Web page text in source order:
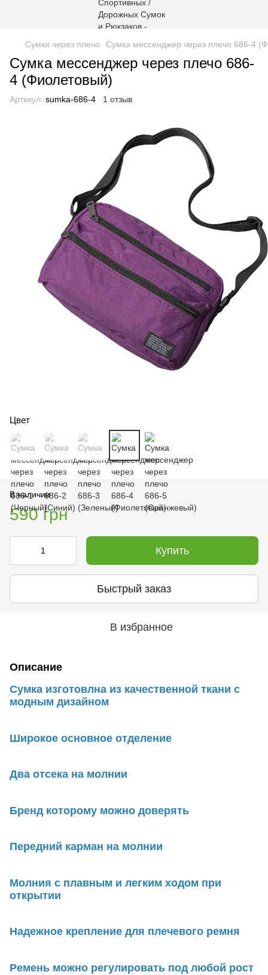
Сумки через плечо Сумка мессенджер через плечо 686-4
Сумка мессенджер через плечо 686-
4 (Фиолетовый)
Артикул: sumka-686-4 1 отзыв
Цвет
В наличии
590 грн
Купить
Быстрый заказ
В избранное
Описание
Сумка изготовлна из качественной ткани с
модным дизайном
Широкое основное отделение
Два отсека на молнии
Бренд которому можно доверять
Передний карман на молнии
Молния с плавным и легким ходом при
открытии
Надежное крепление для плечевого ремня
Ремень можно регулировать под любой рост